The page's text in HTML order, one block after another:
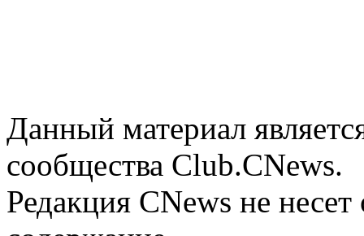
Данный материал
сообщества Club.CNews.
Редакция CNews не несет